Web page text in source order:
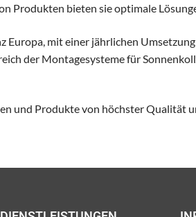
Produkten bieten sie optimale
mit einer jährlichen
der Montagesysteme für
und Produkte von höchster Qualität